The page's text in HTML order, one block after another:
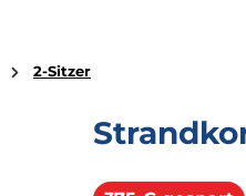
2-Sitzer